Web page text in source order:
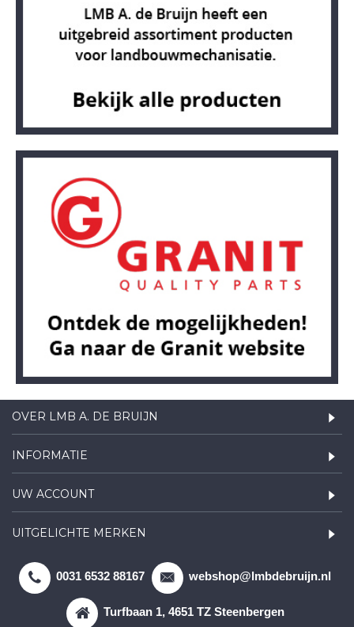
OVER LMB A. DE BRUIJN
INFORMATIE
UW ACCOUNT
UITGELICHTE MERKEN
0031 6532 88167 webshop@lmbdebruijn.nl
Turfbaan 1, 4651 TZ Steenbergen